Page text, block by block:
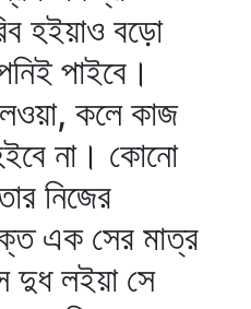
হইয়াও বড়ো
পাইবে।
কলে কাজ
না। কোনো
নিজের
এক সের মাত্র
দুধ লইয়া সে